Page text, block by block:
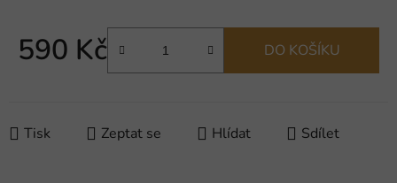
590 Kč DO KOŠÍKU
Tisk Zeptat se Hlídat Sdílet